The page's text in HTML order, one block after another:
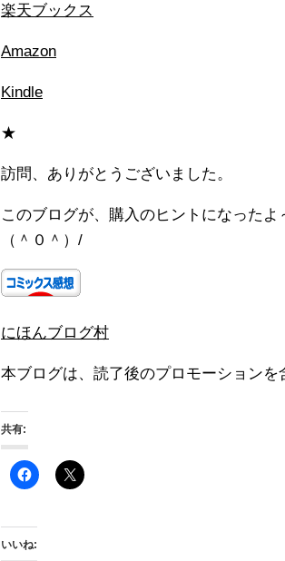
楽天ブックス
Amazon
Kindle
★
訪問、ありがとうございました。
このブログが、購入のヒントになった
（＾０＾）/
にほんブログ村
本ブログは、読了後のプロモーションを
共有:
いいね: